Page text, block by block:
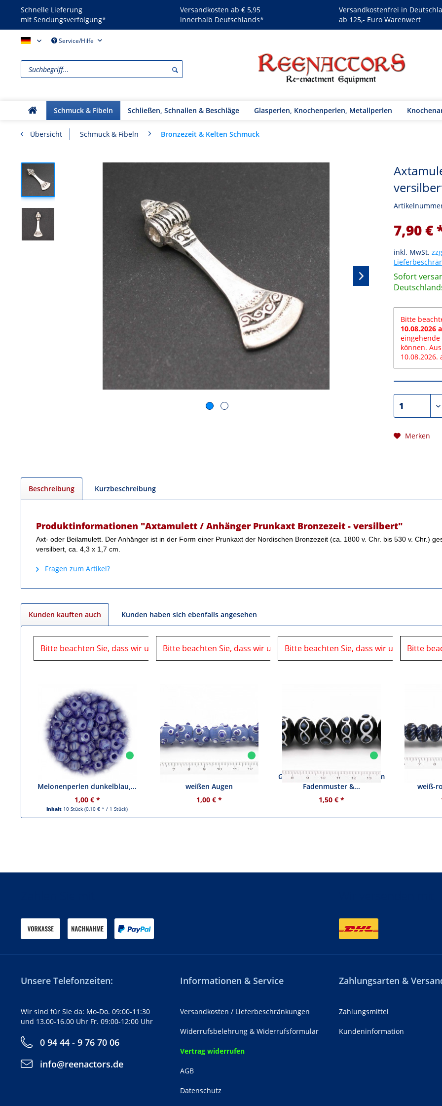
Schnelle Lieferung
mit Sendungsverfolgung*
Versandkosten ab € 5,95
innerhalb Deutschlands*
Versandkostenfrei in
ab 125,- Euro Warenwert
Reenactors - DEService/Hilfe
Schmuck & Fibeln Schließen, Schnallen & Beschläge Glasperlen, Knochenperlen, Metallperlen
Übersicht Schmuck & Fibeln Bronzezeit & Kelten Schmuck
7,90 €
inkl. MwSt.
Sofort
Bitte
10.08.2026
können.
Merken
Beschreibung Kurzbeschreibung
Produktinformationen "Axtamulett / Anhänger Prunkaxt Bronzezeit - versilbert"
Axt- oder Beilamulett. Der Anhänger ist in der Form einer Prunkaxt der Nordischen Bronzezeit (ca. 1800 v. Chr. bis 530 v. Chr.)
versilbert, ca. 4,3 x 1,7 cm.
Fragen zum Artikel?
Kunden kauften auch Kunden haben sich ebenfalls angesehen
Bitte beachten Sie, dass wir uns in der Zeit vom 06.08.2026 bis 10.08.2026 auf einer Veranstaltung
Glasperlen / kleine
Melonenperlen dunkelblau,...
1,00 € *
Inhalt 10 Stück(0,10 € * / 1 Stück)
Bitte beachten Sie, dass wir uns in der Zeit vom 06.08.2026 bis
weißen Augen
1,00 € *
Bitte beachten Sie, dass wir uns in der
Glasperle - schwarz mit weißem
Fadenmuster &...
1,50 € *
Bitte
weiß-
Unsere Telefonzeiten:
Wir sind für Sie da: Mo-Do. 09:00-11:30
und 13.00-16.00 Uhr Fr. 09:00-12:00 Uhr
0 94 44 - 9 76 70 06
info@reenactors.de
Informationen & Service
Versandkosten / Lieferbeschränkungen
Widerrufsbelehrung & Widerrufsformular
Vertrag widerrufen
AGB
Datenschutz
Zahlungsarten &
Zahlungsmittel
Kundeninformation